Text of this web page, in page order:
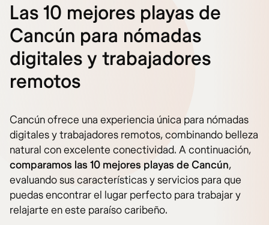
Las 10 mejores playas de
Cancún para nómadas
digitales y trabajadores
remotos
Cancún ofrece una experiencia única para nómadas
digitales y trabajadores remotos, combinando belleza
natural con excelente conectividad. A continuación,
comparamos las 10 mejores playas de Cancún,
evaluando sus características y servicios para que
puedas encontrar el lugar perfecto para trabajar y
relajarte en este paraíso caribeño.